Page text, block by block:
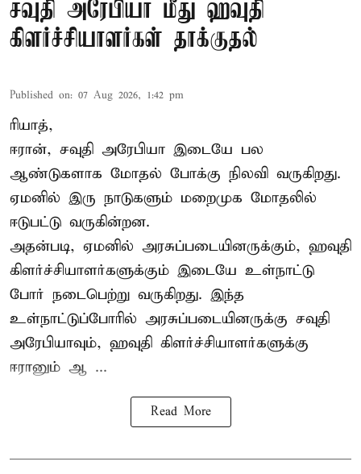
சவுதி அரேபியா மீது ஹவுதி
கிளர்ச்சியாளர்கள் தாக்குதல்
Published on: 07 Aug 2026, 1:42 pm
ரியாத்,
ஈரான், சவுதி அரேபியா இடையே பல
ஆண்டுகளாக மோதல் போக்கு நிலவி வருகிறது.
ஏமனில் இரு நாடுகளும் மறைமுக மோதலில்
ஈடுபட்டு வருகின்றன.
அதன்படி, ஏமனில் அரசுப்படையினருக்கும், ஹவுதி
கிளர்ச்சியாளர்களுக்கும் இடையே உள்நாட்டு
போர் நடைபெற்று வருகிறது. இந்த
உள்நாட்டுப்போரில் அரசுப்படையினருக்கு சவுதி
அரேபியாவும், ஹவுதி கிளர்ச்சியாளர்களுக்கு
ஈரானும் ஆ ...
Read More